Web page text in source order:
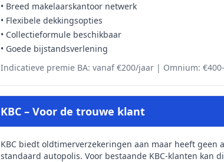
• Breed makelaarskantoor netwerk
• Flexibele dekkingsopties
• Collectieformule beschikbaar
• Goede bijstandsverlening
Indicatieve premie BA: vanaf €200/jaar | Omnium:
KBC – Voor de trouwe klant
KBC biedt oldtimerverzekeringen aan maar heeft
standaard autopolis. Voor bestaande KBC-klanten kan